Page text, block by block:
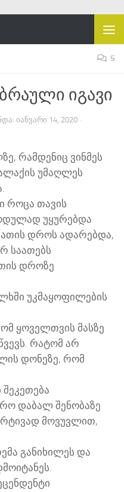
5
იგავი
ᲘᲐᲜᲕᲐᲠᲘ 14, 2020 ·
რამდენიც ვინმეს
უმაღლეს
როცა თავის
უყურებდა
დროს ადარებდა,
საათებს
დროზე
უკმაყოფილების
ყოველთვის მასზე
რატომ არ
დონეზე, რომ
დაბალ შენობაზე
მოვუვლით,
განიხილეს და